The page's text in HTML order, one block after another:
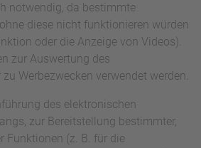
notwendig, da bestimmte
diese nicht funktionieren würden
oder die Anzeige von Videos).
zur Auswertung des
Werbezwecken verwendet werden.
des elektronischen
zur Bereitstellung bestimmter,
Funktionen (z. B. für die